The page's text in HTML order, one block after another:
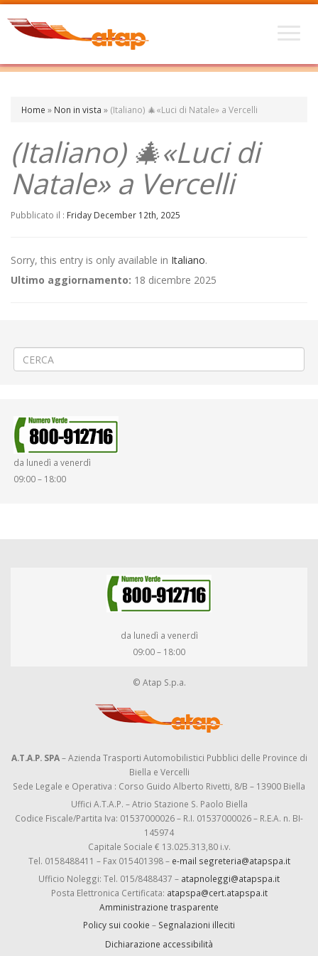
Home » Non in vista » (Italiano) 🎄«Luci di Natale» a Vercelli
(Italiano) 🎄«Luci di
Natale» a Vercelli
Pubblicato il : Friday December 12th, 2025
Sorry, this entry is only available in Italiano.
Ultimo aggiornamento: 18 dicembre 2025
da lunedì a venerdì
09:00 – 18:00
da lunedì a venerdì
09:00 – 18:00
© Atap S.p.a.
A.T.A.P. SPA– Azienda Trasporti Automobilistici Pubblici delle Province di
Biella e Vercelli
Sede Legale e Operativa : Corso Guido Alberto Rivetti, 8/B – 13900 Biella
Uffici A.T.A.P. – Atrio Stazione S. Paolo Biella
Codice Fiscale/Partita Iva: 01537000026 – R.I. 01537000026 – R.E.A. n. BI-
145974
Capitale Sociale € 13.025.313,80 i.v.
Tel. 0158488411 – Fax 015401398 – e-mail segreteria@atapspa.it
Ufficio Noleggi: Tel. 015/8488437 – atapnoleggi@atapspa.it
Posta Elettronica Certificata: atapspa@cert.atapspa.it
Amministrazione trasparente
Policy sui cookie – Segnalazioni illeciti
Dichiarazione accessibilità